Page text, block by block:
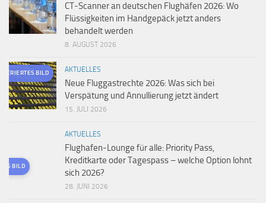
CT-Scanner an deutschen Flughäfen 2026: Wo
Flüssigkeiten im Handgepäck jetzt anders
behandelt werden
8. AUGUST 2026
BILD AKTUELLES
Neue Fluggastrechte 2026: Was sich bei
Verspätung und Annullierung jetzt ändert
15. JULI 2026
BILD
AKTUELLES
Flughafen-Lounge für alle: Priority Pass,
Kreditkarte oder Tagespass – welche Option lohnt
sich 2026?
28. JUNI 2026